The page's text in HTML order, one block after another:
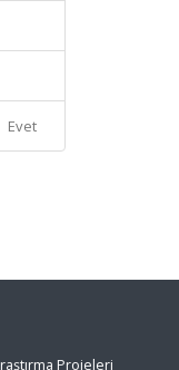
Evet
Projeleri